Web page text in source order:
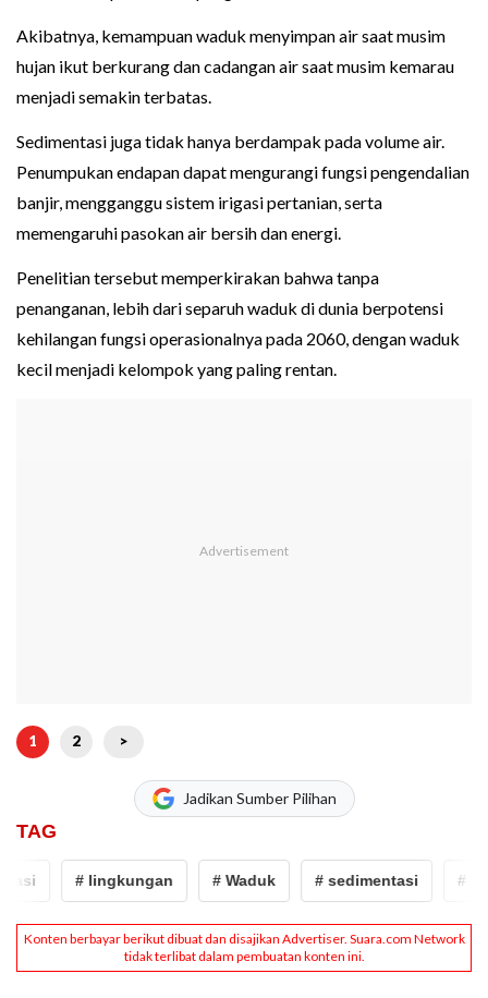
Akibatnya, kemampuan waduk menyimpan air saat musim
hujan ikut berkurang dan cadangan air saat musim kemarau
menjadi semakin terbatas.
Sedimentasi juga tidak hanya berdampak pada volume air.
Penumpukan endapan dapat mengurangi fungsi pengendalian
banjir, mengganggu sistem irigasi pertanian, serta
memengaruhi pasokan air bersih dan energi.
Penelitian tersebut memperkirakan bahwa tanpa
penanganan, lebih dari separuh waduk di dunia berpotensi
kehilangan fungsi operasionalnya pada 2060, dengan waduk
kecil menjadi kelompok yang paling rentan.
1 2 >
Jadikan Sumber Pilihan
TAG
# lingkungan # Waduk # sedimentasi #